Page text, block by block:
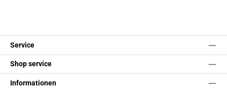
Service
Shop service
Informationen